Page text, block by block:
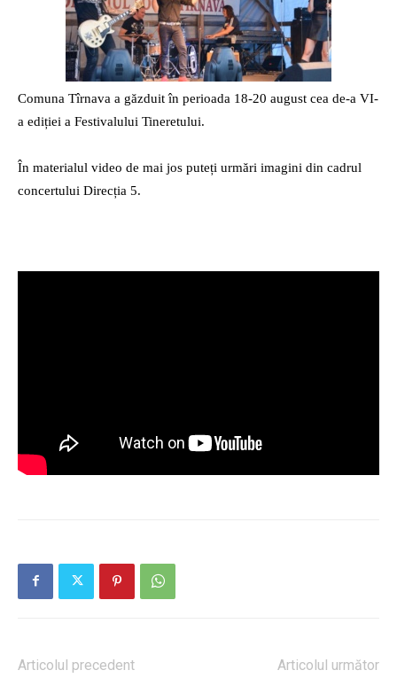
radio
Comuna Tîrnava a găzduit în perioada 18-20 august cea de-a VI-
a ediției a Festivalului Tineretului.
În materialul video de mai jos puteți urmări imagini din cadrul
concertului Direcția 5.
Articolul precedent
Articolul următor